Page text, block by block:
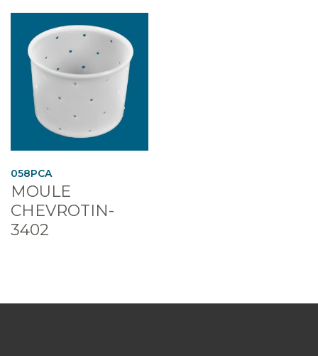
058PCA
MOULE
CHEVROTIN-
3402